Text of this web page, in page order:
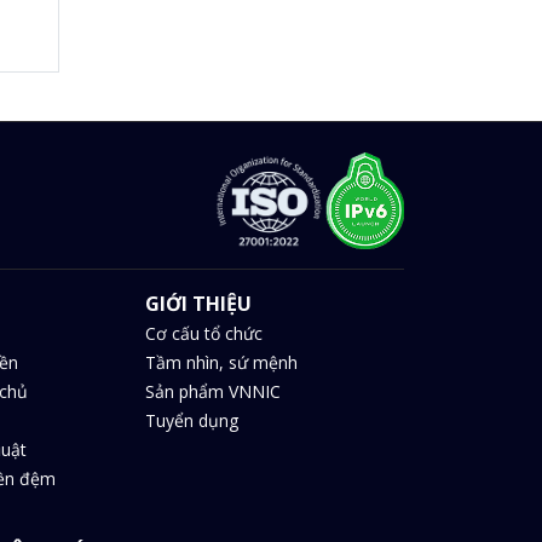
đệm
GIỚI THIỆU
Cơ cấu tổ chức
Tầm nhìn, sứ mệnh
Sản phẩm VNNIC
Tuyển dụng